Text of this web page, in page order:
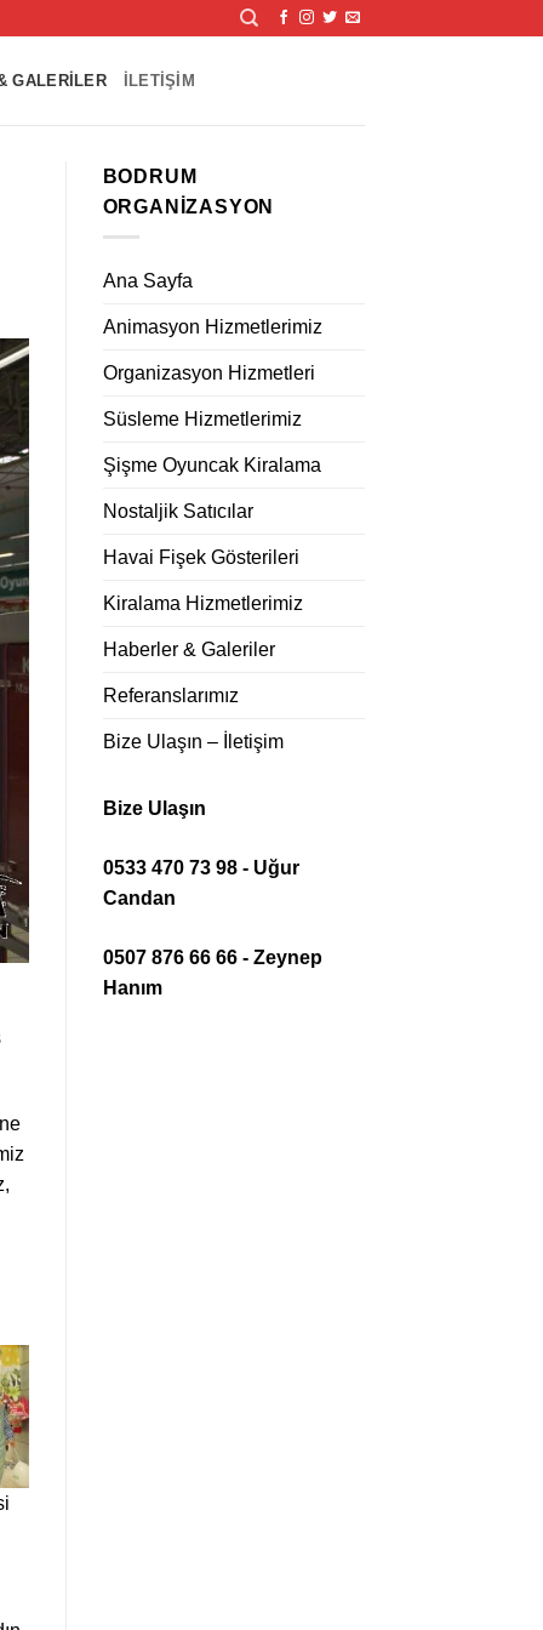
GALERILER İLETIŞIM
BODRUM
ORGANIZASYON
Ana Sayfa
Animasyon Hizmetlerimiz
Organizasyon Hizmetleri
Süsleme Hizmetlerimiz
Şişme Oyuncak Kiralama
Nostaljik Satıcılar
Havai Fişek Gösterileri
Kiralama Hizmetlerimiz
Haberler & Galeriler
Referanslarımız
Bize Ulaşın – İletişim
Bize Ulaşın
0533 470 73 98 - Uğur
Candan
0507 876 66 66 - Zeynep
Hanım